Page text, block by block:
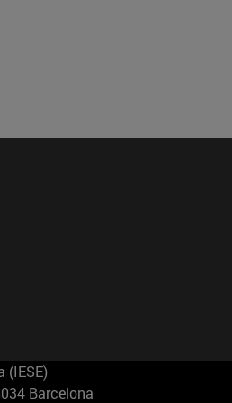
(IESE)
Barcelona